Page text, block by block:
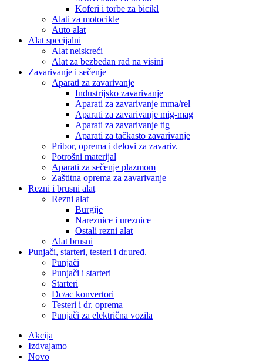
Koferi i torbe za bicikl
Alati za motocikle
Auto alat
Alat specijalni
Alat neiskreći
Alat za bezbedan rad na visini
Zavarivanje i sečenje
Aparati za zavarivanje
Industrijsko zavarivanje
Aparati za zavarivanje mma/rel
Aparati za zavarivanje mig-mag
Aparati za zavarivanje tig
Aparati za tačkasto zavarivanje
Pribor, oprema i delovi za zavariv.
Potrošni materijal
Aparati za sečenje plazmom
Zaštitna oprema za zavarivanje
Rezni i brusni alat
Rezni alat
Burgije
Nareznice i ureznice
Ostali rezni alat
Alat brusni
Punjači, starteri, testeri i dr.uređ.
Punjači
Punjači i starteri
Starteri
Dc/ac konvertori
Testeri i dr. oprema
Punjači za električna vozila
Akcija
Izdvajamo
Novo